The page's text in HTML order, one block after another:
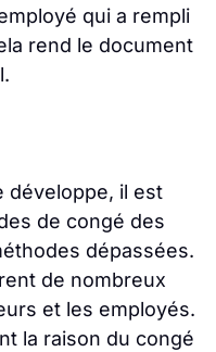
qui a rempli
rend le document
développe, il est
de congé des
dépassées.
de nombreux
et les employés.
la raison du congé